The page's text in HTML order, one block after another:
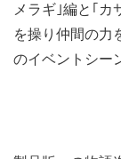
メラギ｣編と｢カ
を操り仲間の力
のイベントシー